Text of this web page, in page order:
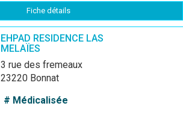
Fiche détails
EHPAD RESIDENCE LAS
MELAÏES
3 rue des fremeaux
23220 Bonnat
# Médicalisée